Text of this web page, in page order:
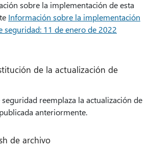
sobre la implementación de esta
Información sobre la implementación
seguridad: 11 de enero de 2022
de la actualización de
seguridad reemplaza la actualización de
publicada anteriormente.
de archivo